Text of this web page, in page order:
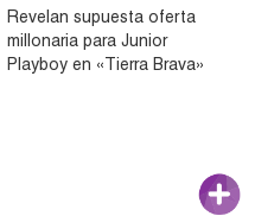
Revelan supuesta oferta
millonaria para Junior
Playboy en «Tierra Brava»